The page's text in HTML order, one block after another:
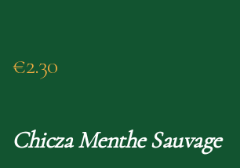
€2.30
Chicza Menthe Sauvage